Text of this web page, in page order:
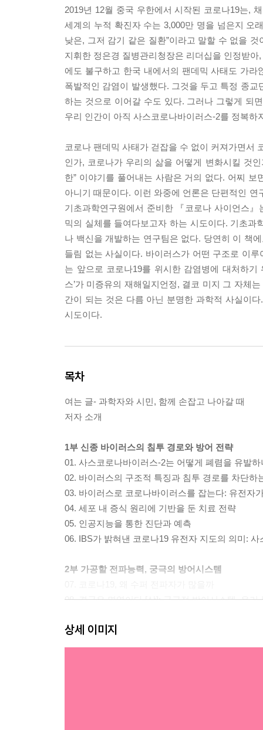
2019년 12월 중국 우한에서 시작된 코로나19는,
세계의 누적 확진자 수는 3,000만 명을 넘은지 오
낮은, 그저 감기 같은 질환”이라고 말할 수 없을
지휘한 정은경 질병관리청장은 리더십을 인정받아
에도 불구하고 한국 내에서의 팬데믹 사태도 가
폭발적인 감염이 발생했다. 그것을 두고 특정 종
하는 것으로 이어갈 수도 있다. 그러나 그렇게 되
우리 인간이 아직 사스코로나바이러스-2를 정복하
코로나 팬데믹 사태가 걷잡을 수 없이 커져가면서
인가, 코로나가 우리의 삶을 어떻게 변화시킬 것
한” 이야기를 풀어내는 사람은 거의 없다. 어찌
아니기 때문이다. 이런 와중에 언론은 단편적인
기초과학연구원에서 준비한 『코로나 사이언스』
믹의 실체를 들여다보고자 하는 시도이다. 기초
나 백신을 개발하는 연구팀은 없다. 당연히 이 책
들림 없는 사실이다. 바이러스가 어떤 구조로 이
는 앞으로 코로나19를 위시한 감염병에 대처하
스’가 미증유의 재해일지언정, 결코 미지 그 자체
간이 되는 것은 다름 아닌 분명한 과학적 사실이
시도이다.
목차
여는 글- 과학자와 시민, 함께 손잡고 나아갈 때
저자 소개
1부 신종 바이러스의 침투 경로와 방어 전략
01. 사스코로나바이러스-2는 어떻게 폐렴을 유발하
02. 바이러스의 구조적 특징과 침투 경로를 차단하
03. 바이러스로 코로나바이러스를 잡는다: 유전자
04. 세포 내 증식 원리에 기반을 둔 치료 전략
05. 인공지능을 통한 진단과 예측
06. IBS가 밝혀낸 코로나19 유전자 지도의 의미: 사
2부 가공할 전파능력, 궁극의 방어시스템
08. 결국은 면역이다 [상]: 궁극적 방어시스템, 우
10. 코로나바이러스는 어떻게 인간에게 옮겨 왔나
11. 말라리아 치료제로 코로나19 치료?: ‘클로로퀸
상세 이미지